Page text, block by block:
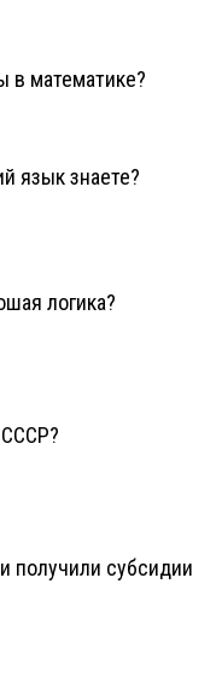
в математике?
язык знаете?
логика?
получили субсидии